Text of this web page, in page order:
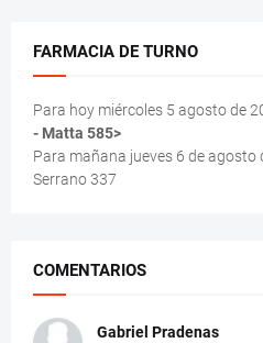
FARMACIA DE TURNO
Para hoy miércoles 5 agosto de
- Matta 585>
Para mañana jueves 6 de agosto
Serrano 337
COMENTARIOS
Gabriel Pradenas